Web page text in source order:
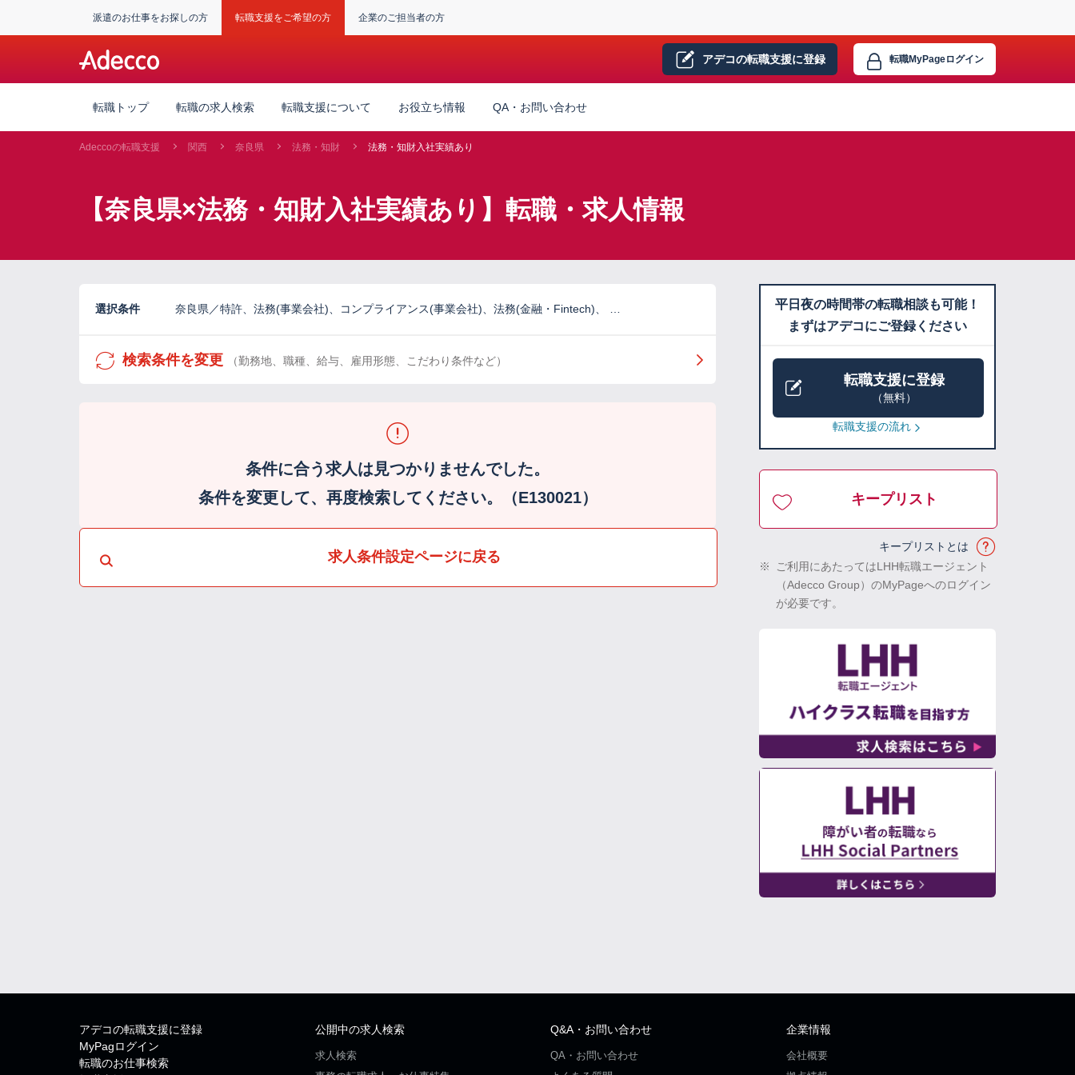
派遣のお仕事をお探しの方 転職支援をご希望の方 企業のご担当者の方
アデコの転職支援に登録 転職MyPageログイン
転職トップ 転職の求人検索 転職支援について お役立ち情報 QA・お問い合わせ
Adeccoの転職支援 関西 奈良県 法務・知財 法務・知財入社実績あり
【奈良県×法務・知財入社実績あり】転職・求人情報
選択条件 奈良県／特許、法務(事業会社)、コンプライアンス(事業会社)、法務(金融・Fintech)、 …
検索条件を変更 （勤務地、職種、給与、雇用形態、こだわり条件など）
条件に合う求人は見つかりませんでした。
条件を変更して、再度検索してください。（E130021）
求人条件設定ページに戻る
平日夜の時間帯の転職相談も可能！
まずはアデコにご登録ください
転職支援に登録
（無料）
転職支援の流れ
キープリスト
キープリストとは
※
ご利用にあたってはLHH転職エージェント
（Adecco Group）のMyPageへのログイン
が必要です。
アデコの転職支援に登録
MyPagログイン
転職のお仕事検索
公開中の求人検索
求人検索
Q&A・お問い合わせ
QA・お問い合わせ
企業情報
会社概要